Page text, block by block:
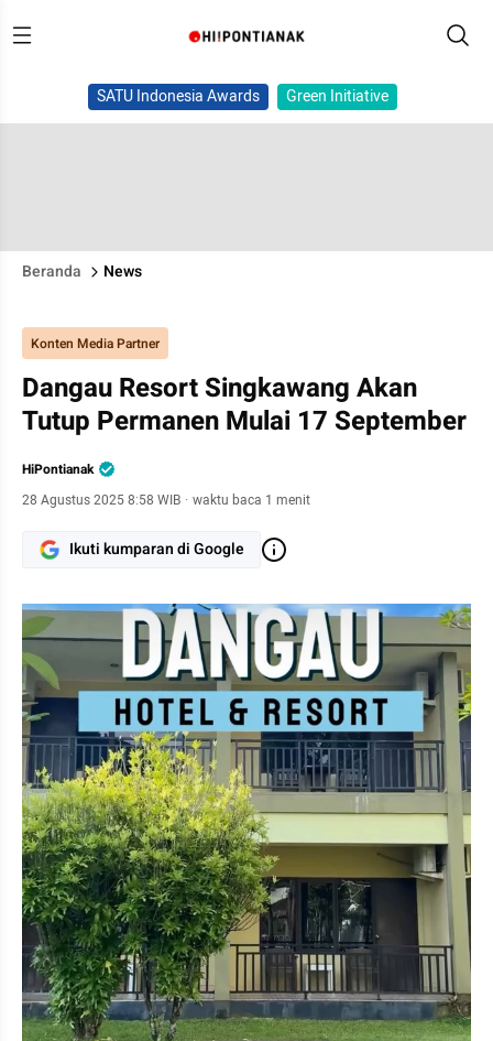
SATU Indonesia Awards Green Initiative
Beranda News
Konten Media Partner
Dangau Resort Singkawang Akan
Tutup Permanen Mulai 17 September
HiPontianak
28 Agustus 2025 8:58 WIB · waktu baca 1 menit
Ikuti kumparan di Google